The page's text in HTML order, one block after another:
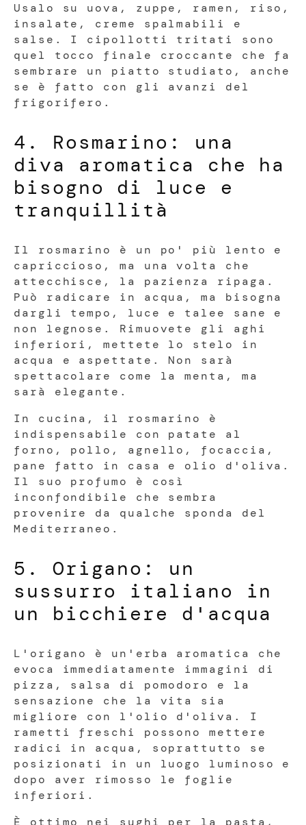
Usalo su uova, zuppe, ramen, riso,
insalate, creme spalmabili e
salse. I cipollotti tritati sono
quel tocco finale croccante che fa
sembrare un piatto studiato, anche
se è fatto con gli avanzi del
frigorifero.
4. Rosmarino: una
diva aromatica che ha
bisogno di luce e
tranquillità
Il rosmarino è un po' più lento e
capriccioso, ma una volta che
attecchisce, la pazienza ripaga.
Può radicare in acqua, ma bisogna
dargli tempo, luce e talee sane e
non legnose. Rimuovete gli aghi
inferiori, mettete lo stelo in
acqua e aspettate. Non sarà
spettacolare come la menta, ma
sarà elegante.
In cucina, il rosmarino è
indispensabile con patate al
forno, pollo, agnello, focaccia,
pane fatto in casa e olio d'oliva.
Il suo profumo è così
inconfondibile che sembra
provenire da qualche sponda del
Mediterraneo.
5. Origano: un
sussurro italiano in
un bicchiere d'acqua
L'origano è un'erba aromatica che
evoca immediatamente immagini di
pizza, salsa di pomodoro e la
sensazione che la vita sia
migliore con l'olio d'oliva. I
rametti freschi possono mettere
radici in acqua, soprattutto se
posizionati in un luogo luminoso e
dopo aver rimosso le foglie
inferiori.